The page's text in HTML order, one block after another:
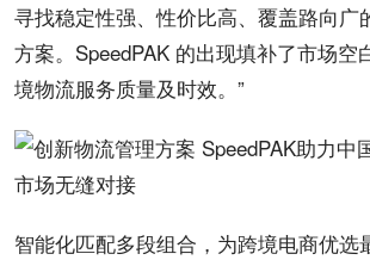
寻找稳定性强、性价比高、覆盖路向广
方案。SpeedPAK 的出现填补了市场空
境物流服务质量及时效。”
智能化匹配多段组合，为跨境电商优选